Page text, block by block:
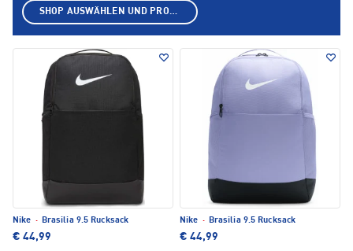
Nike · Brasilia 9.5 Rucksack
€ 44,99
Nike · Brasilia 9.5 Rucksack
€ 44,99
SHOP AUSWÄHLEN UND PRODUKTE ANZEIGEN